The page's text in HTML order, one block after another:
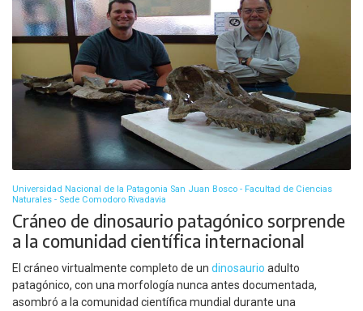
Universidad Nacional de la Patagonia San Juan Bosco - Facultad de Ciencias
Naturales - Sede Comodoro Rivadavia
Cráneo de dinosaurio patagónico sorprende
a la comunidad científica internacional
El cráneo virtualmente completo de un dinosaurio adulto
patagónico, con una morfología nunca antes documentada,
asombró a la comunidad científica mundial durante una